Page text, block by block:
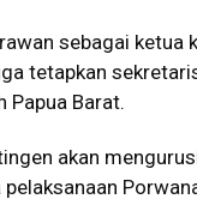
sebagai ketua
tetapkan
Papua Barat.
akan